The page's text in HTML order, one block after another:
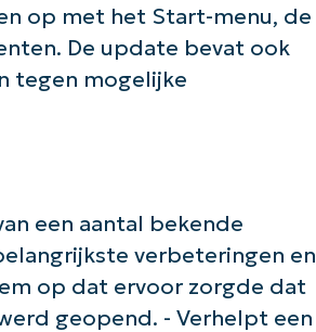
op met het Start-menu, de
De update bevat ook
tegen mogelijke
een aantal bekende
verbeteringen en
op dat ervoor zorgde dat
geopend. - Verhelpt een